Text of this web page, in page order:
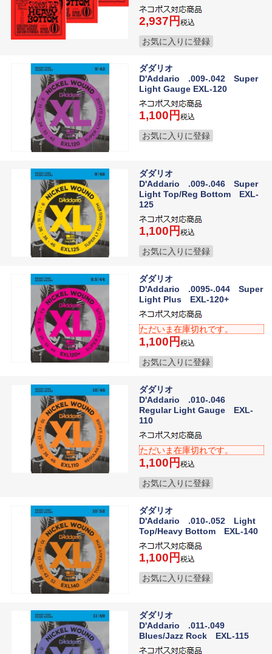
2,937 税込
お気に入りに登録
ダダリオ
D'Addario .009-.042 Super
Light Gauge EXL-120
1,100 税込
お気に入りに登録
ダダリオ
D'Addario .009-.046 Super
Light Top/Reg Bottom EXL-
125
1,100 税込
お気に入りに登録
ダダリオ
D'Addario .0095-.044 Super
Light Plus EXL-120+
ただいま在庫切れです。
1,100 税込
お気に入りに登録
ダダリオ
D'Addario .010-.046
Regular Light Gauge EXL-
110
ただいま在庫切れです。
1,100 税込
お気に入りに登録
ダダリオ
D'Addario .010-.052 Light
Top/Heavy Bottom EXL-140
1,100 税込
お気に入りに登録
ダダリオ
D'Addario .011-.049
Blues/Jazz Rock EXL-115